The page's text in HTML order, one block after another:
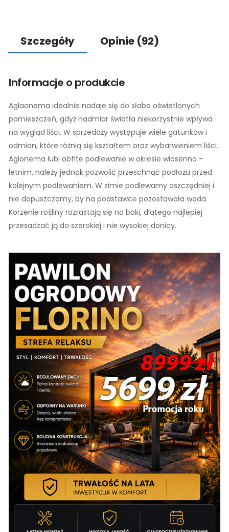
Szczegóły Opinie (92)
Informacje o produkcie
Aglaonema idealnie nadaje się do słabo oświetlonych
pomieszczeń, gdyż nadmiar światła niekorzystnie wpływa
na wygląd liści. W sprzedaży występuje wiele gatunków i
odmian, które różnią się kształtem oraz wybarwieniem liści.
Aglonema lubi obfite podlewanie w okresie wiosenno -
letnim, należy jednak pozwolić przeschnąć podłożu przed
kolejnym podlewaniem. W zimie podlewamy oszczędniej i
nie dopuszczamy, by na podstawce pozostawała woda.
Korzenie rośliny rozrastają się na boki, dlatego najlepiej
przesadzać ją do szerokiej i nie wysokiej donicy.